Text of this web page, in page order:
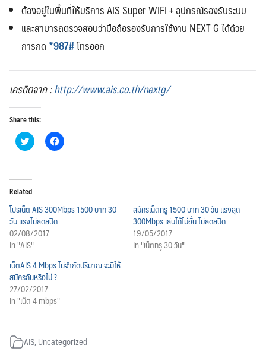
ต้องอยู่ในพื้นที่ให้บริการ AIS Super WIFI + อุปกรณ์รองรับระบบ
และสามารถตรวจสอบว่ามือถือรองรับการใช้งาน NEXT G ได้ด้วย
การกด*987#โทรออก
เครดิตจาก :http://www.ais.co.th/nextg/
Share this:
Click
to
(Opens
new
Click
to
Related
โปรเน็ต AIS 300Mbps 1500 บาท 30
วัน แรงไม่ลดสปีด
02/08/2017
In "AIS"
สมัครเน็ตทรู 1500 บาท 30 วัน แรงสุด
300Mbps เล่นได้ไม่อั้น ไม่ลดสปีด
19/05/2017
In "เน็ตทรู 30 วัน"
เน็ตAIS 4 Mbps ไม่จำกัดปริมาณ จะมีให้
สมัครกันหรือไม่ ?
27/02/2017
In "เน็ต 4 mbps"
AIS,Uncategorized